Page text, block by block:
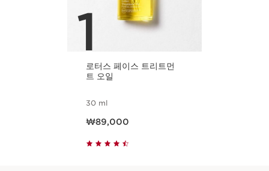
1
로터스 페이스 트리트먼
트 오일
30 ml
₩89,000